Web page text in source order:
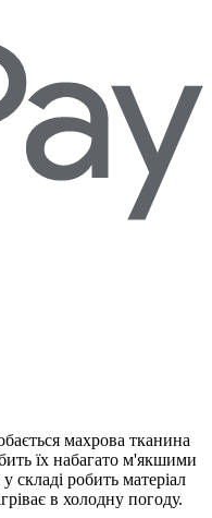
махрова тканина
їх набагато м'якшими
складі робить матеріал
в холодну погоду.